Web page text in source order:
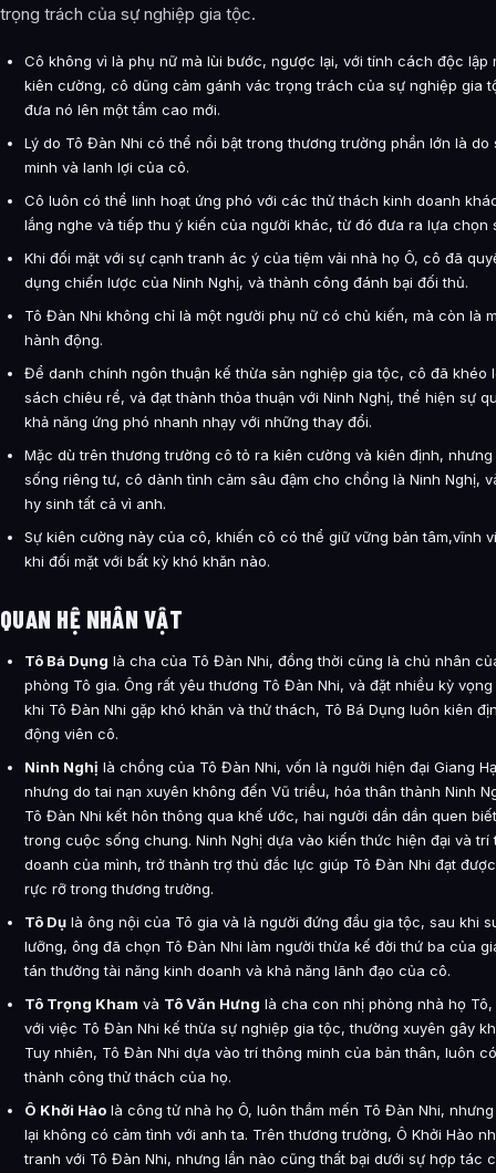
trọng trách của sự nghiệp gia tộc.
Cô không vì là phụ nữ mà lùi bước, ngược lại, với tính cách độc lập
kiên cường, cô dũng cảm gánh vác trọng trách của sự nghiệp gia
đưa nó lên một tầm cao mới.
Lý do Tô Đàn Nhi có thể nổi bật trong thương trường phần lớn là do
minh và lanh lợi của cô.
Cô luôn có thể linh hoạt ứng phó với các thử thách kinh doanh
lắng nghe và tiếp thu ý kiến của người khác, từ đó đưa ra lựa chọn
Khi đối mặt với sự cạnh tranh ác ý của tiệm vải nhà họ Ô, cô đã
dụng chiến lược của Ninh Nghị, và thành công đánh bại đối thủ.
Tô Đàn Nhi không chỉ là một người phụ nữ có chủ kiến, mà còn là
hành động.
Để danh chính ngôn thuận kế thừa sản nghiệp gia tộc, cô đã khéo
sách chiêu rể, và đạt thành thỏa thuận với Ninh Nghị, thể hiện sự
khả năng ứng phó nhanh nhạy với những thay đổi.
Mặc dù trên thương trường cô tỏ ra kiên cường và kiên định,
sống riêng tư, cô dành tình cảm sâu đậm cho chồng là Ninh Nghị,
hy sinh tất cả vì anh.
Sự kiên cường này của cô, khiến cô có thể giữ vững bản tâm,vĩnh
khi đối mặt với bất kỳ khó khăn nào.
QUAN HỆ NHÂN VẬT
Tô Bá Dụng là cha của Tô Đàn Nhi, đồng thời cũng là chủ nhân
phòng Tô gia. Ông rất yêu thương Tô Đàn Nhi, và đặt nhiều kỳ
khi Tô Đàn Nhi gặp khó khăn và thử thách, Tô Bá Dụng luôn kiên
động viên cô.
Ninh Nghị là chồng của Tô Đàn Nhi, vốn là người hiện đại Giang
nhưng do tai nạn xuyên không đến Vũ triều, hóa thân thành Ninh
Tô Đàn Nhi kết hôn thông qua khế ước, hai người dần dần quen
trong cuộc sống chung. Ninh Nghị dựa vào kiến thức hiện đại và trí
doanh của mình, trở thành trợ thủ đắc lực giúp Tô Đàn Nhi đạt
rực rỡ trong thương trường.
Tô Dụ là ông nội của Tô gia và là người đứng đầu gia tộc, sau khi
lưỡng, ông đã chọn Tô Đàn Nhi làm người thừa kế đời thứ ba của
tán thưởng tài năng kinh doanh và khả năng lãnh đạo của cô.
Tô Trọng Kham và Tô Văn Hưng là cha con nhị phòng nhà họ Tô,
với việc Tô Đàn Nhi kế thừa sự nghiệp gia tộc, thường xuyên gây
Tuy nhiên, Tô Đàn Nhi dựa vào trí thông minh của bản thân, luôn
thành công thử thách của họ.
Ô Khởi Hào là công tử nhà họ Ô, luôn thầm mến Tô Đàn Nhi,
lại không có cảm tình với anh ta. Trên thương trường, Ô Khởi Hào
tranh với Tô Đàn Nhi, nhưng lần nào cũng thất bại dưới sự hợp tác